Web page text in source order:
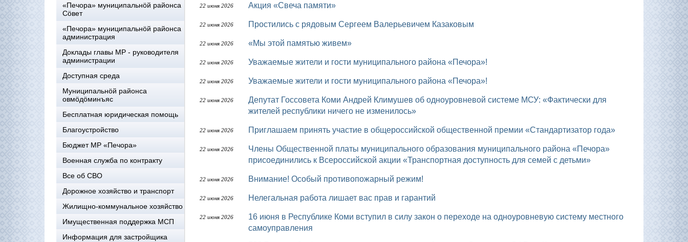
«Печора» муниципальнöй районса
Сöвет
«Печора» муниципальнöй районса
администрация
Доклады главы МР - руководителя
администрации
Доступная среда
Муниципальнöй районса
овмöдöминъяс
Бесплатная юридическая помощь
Благоустройство
Бюджет МР «Печора»
Военная служба по контракту
Все об СВО
Дорожное хозяйство и транспорт
Жилищно-коммунальное хозяйство
Имущественная поддержка МСП
Информация для застройщика
22 июня 2026 Акция «Свеча памяти»
22 июня 2026 Простились с рядовым Сергеем Валерьевичем Казаковым
22 июня 2026 «Мы этой памятью живем»
22 июня 2026 Уважаемые жители и гости муниципального района «Печора»!
22 июня 2026 Уважаемые жители и гости муниципального района «Печора»!
22 июня 2026
Депутат Госсовета Коми Андрей Климушев об одноуровневой системе МСУ: «Фактически для
жителей республики ничего не изменилось»
22 июня 2026 Приглашаем принять участие в общероссийской общественной премии «Стандартизатор года»
22 июня 2026
Члены Общественной платы муниципального образования муниципального района «Печора»
присоединились к Всероссийской акции «Транспортная доступность для семей с детьми»
22 июня 2026 Внимание! Особый противопожарный режим!
22 июня 2026 Нелегальная работа лишает вас прав и гарантий
22 июня 2026
16 июня в Республике Коми вступил в силу закон о переходе на одноуровневую систему местного
самоуправления